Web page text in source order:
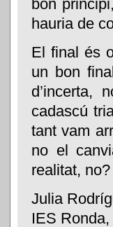
bon
hauria de
El final és
un bon
d’incerta,
cadascú
tant vam
no el
realitat,
Julia
IES